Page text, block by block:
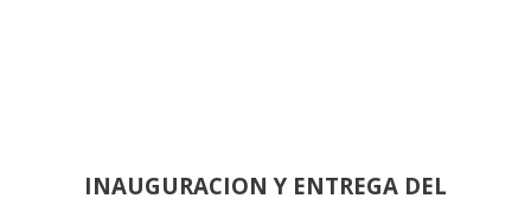
INAUGURACION Y ENTREGA DEL